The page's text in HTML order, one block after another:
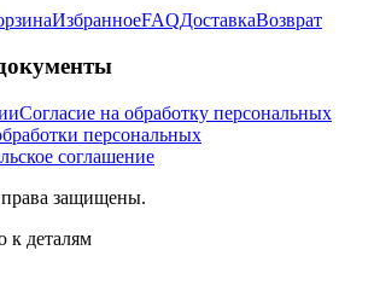
ИзбранноеFAQДоставкаВозврат
Согласие на обработку персональных
персональных
соглашение
защищены.
к деталям